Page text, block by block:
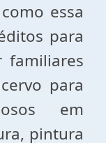
essa
para
para
em
pintura